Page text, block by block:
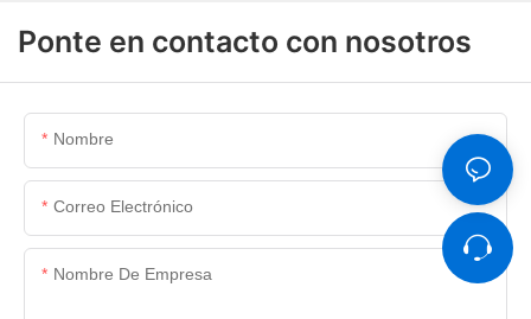
Ponte en contacto con nosotros
Nombre
Correo Electrónico
Nombre De Empresa